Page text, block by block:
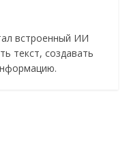
встроенный ИИ
текст, создавать